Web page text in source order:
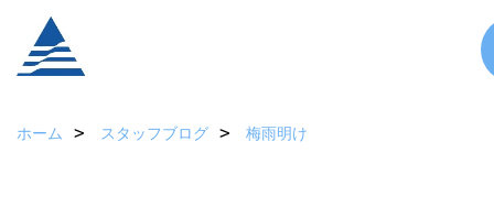
ホーム スタッフブログ 梅雨明け